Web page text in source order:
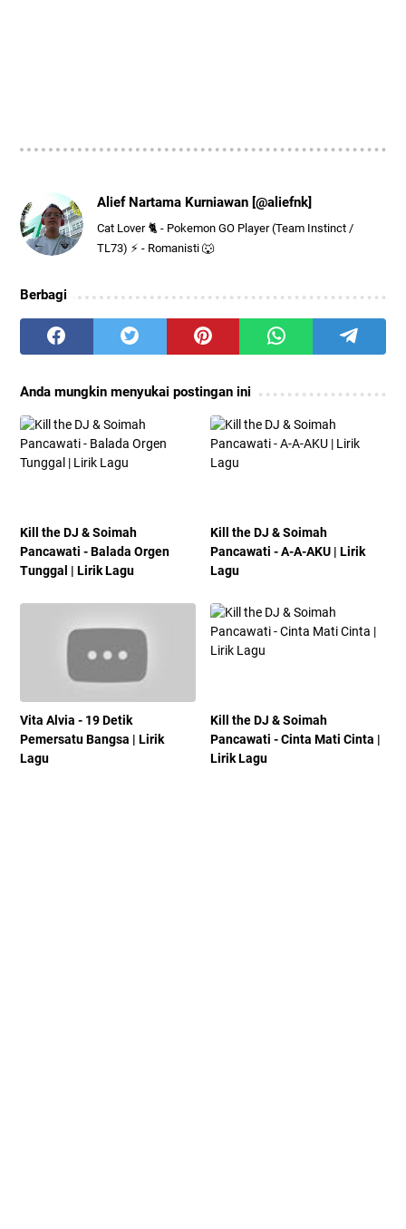
Alief Nartama Kurniawan [@aliefnk]
Cat Lover 🐈 - Pokemon GO Player (Team Instinct /
TL73) ⚡ - Romanisti 🐺
Berbagi
Anda mungkin menyukai postingan ini
Kill the DJ & Soimah
Pancawati - Balada Orgen
Tunggal | Lirik Lagu
Kill the DJ & Soimah
Pancawati - A-A-AKU | Lirik
Lagu
Vita Alvia - 19 Detik
Pemersatu Bangsa | Lirik
Lagu
Kill the DJ & Soimah
Pancawati - Cinta Mati Cinta |
Lirik Lagu